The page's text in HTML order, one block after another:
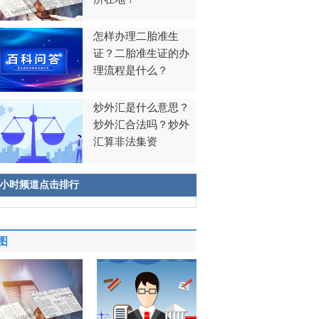
怎样办理二胎准生
证？二胎准生证的办
理流程是什么？
炒外汇是什么意思？
炒外汇合法吗？炒外
汇算非法集资
时频道点击排行